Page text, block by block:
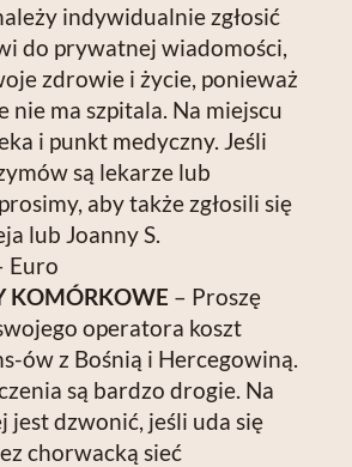
indywidualnie zgłosić
do prywatnej wiadomości,
zdrowie i życie, ponieważ
nie ma szpitala. Na miejscu
i punkt medyczny. Jeśli
są lekarze lub
aby także zgłosili się
lub Joanny S.
Euro
KOMÓRKOWE – Proszę
operatora koszt
ów z Bośnią i Hercegowiną.
są bardzo drogie. Na
jest dzwonić, jeśli uda się
chorwacką sieć